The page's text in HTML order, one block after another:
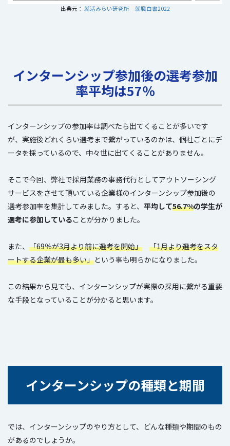
出典元： 就活みらい研究所 就職白書2022
インターンシップ参加後の選考参加
率平均は57％
インターンシップの参加率は調べたら出てくることが多いです
が、実施後どれくらい選考まで繋がっているのかは、個社ごとにデ
ータを採っているので、中々世に出てくることがありません。
そこで今回、弊社で採用業務の事務代行としてアウトソーシング
サービスをさせて頂いている企業様のインターンシップ参加後の
選考参加率を集計してみました。すると、 平均して56.7%の学生が
選考に参加していることが分かりました。
また、 「69％が3月より前に選考を開始」
「1月より選考をスタ
ートする企業が最も多い」という事も明らかになりました。
この結果から見ても、インターンシップが実際の採用に繋がる重要
な手段となっていることが分かると思います。
インターンシップの種類と期間
では、インターンシップのやり方として、どんな種類や期間のもの
があるのでしょうか。